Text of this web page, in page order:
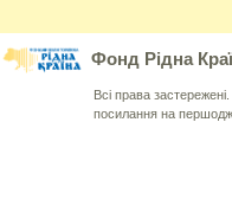
Фонд Рідна
Всі права
посилання на